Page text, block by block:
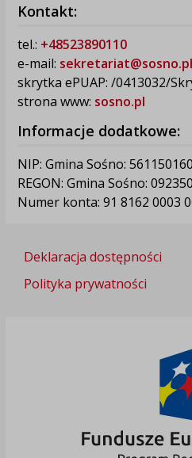
Kontakt:
tel.: +48523890110
e-mail: sekretariat@sosno.pl
skrytka ePUAP: /0413032/
strona www: sosno.pl
Informacje dodatkowe:
NIP: Gmina Sośno:
REGON: Gmina Sośno:
Numer konta: 91 8162 0003
Deklaracja dostępności
Polityka prywatności